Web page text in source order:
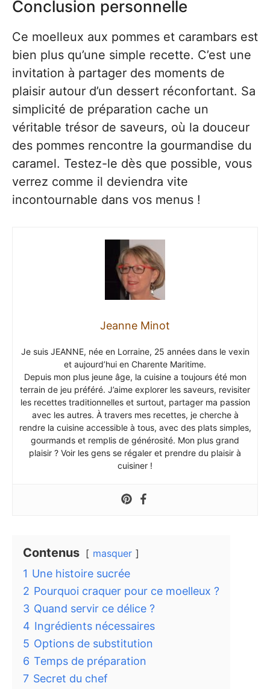
Conclusion personnelle
Ce moelleux aux pommes et carambars est
bien plus qu’une simple recette. C’est une
invitation à partager des moments de
plaisir autour d’un dessert réconfortant. Sa
simplicité de préparation cache un
véritable trésor de saveurs, où la douceur
des pommes rencontre la gourmandise du
caramel. Testez-le dès que possible, vous
verrez comme il deviendra vite
incontournable dans vos menus !
Jeanne Minot
Je suis JEANNE, née en Lorraine, 25 années dans le vexin
et aujourd’hui en Charente Maritime.
Depuis mon plus jeune âge, la cuisine a toujours été mon
terrain de jeu préféré. J’aime explorer les saveurs, revisiter
les recettes traditionnelles et surtout, partager ma passion
avec les autres. À travers mes recettes, je cherche à
rendre la cuisine accessible à tous, avec des plats simples,
gourmands et remplis de générosité. Mon plus grand
plaisir ? Voir les gens se régaler et prendre du plaisir à
cuisiner !
Contenus masquer
1 Une histoire sucrée
2 Pourquoi craquer pour ce moelleux ?
3 Quand servir ce délice ?
4 Ingrédients nécessaires
5 Options de substitution
6 Temps de préparation
7 Secret du chef